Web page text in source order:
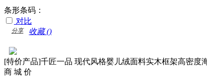
条形条码：
对比
收藏 ()
分享
[特价产品]千匠一品 现代风格婴儿绒面料实木框架高密度
商 城 价